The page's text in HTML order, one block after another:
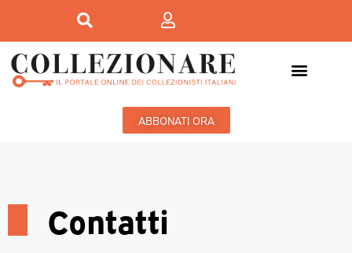
ABBONATI ORA
Contatti